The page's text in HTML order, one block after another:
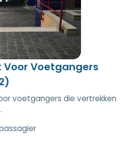
Voetgangers
voetgangers die vertrekken